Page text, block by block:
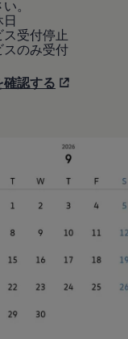
。
受付停止
のみ受付
認する